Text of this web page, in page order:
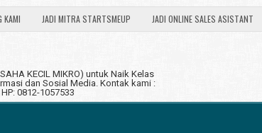
KAMI JADI MITRA STARTSMEUP JADI ONLINE SALES ASISTANT
KECIL MIKRO) untuk Naik Kelas
dan Sosial Media. Kontak kami :
0812-1057533